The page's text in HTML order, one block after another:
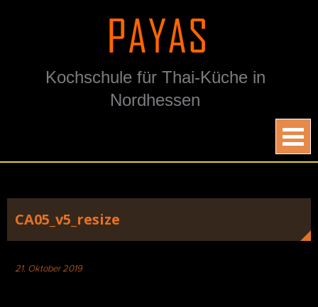
Kochschule für Thai-Küche in
Nordhessen
CA05_v5_resize
21. Oktober 2019